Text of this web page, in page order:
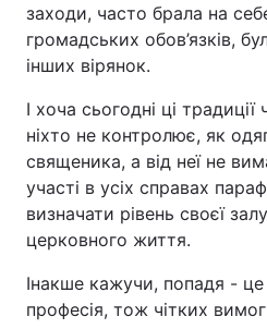
заходи, часто брала на
громадських обов’язків,
інших вірянок.
І хоча сьогодні ці
ніхто не контролює, як
священика, а від неї не
участі в усіх справах
визначати рівень своєї
церковного життя.
Інакше кажучи, попадя -
професія, тож чітких